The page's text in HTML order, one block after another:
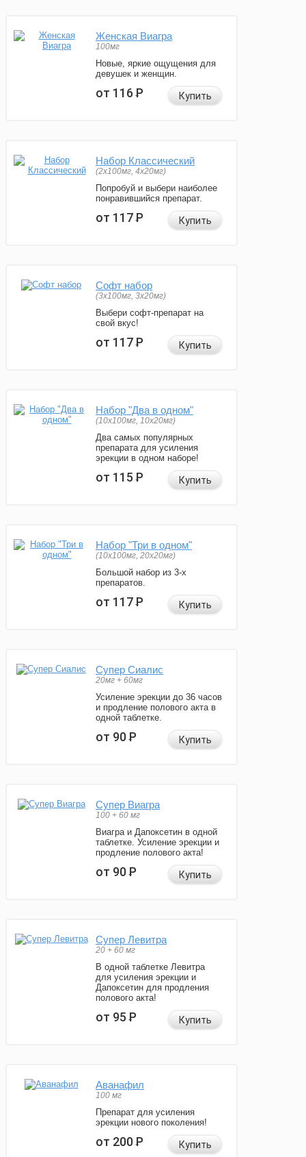
Женская Виагра
100мг
Новые, яркие ощущения для
девушек и женщин.
от 116Р Купить
Набор Классический
(2x100мг, 4x20мг)
Попробуй и выбери наиболее
понравившийся препарат.
от 117Р Купить
Софт набор
(3x100мг, 3x20мг)
Выбери софт-препарат на
свой вкус!
от 117Р Купить
Набор "Два в одном"
(10x100мг, 10x20мг)
Два самых популярных
препарата для усиления
эрекции в одном наборе!
от 115Р Купить
Набор "Три в одном"
(10x100мг, 20x20мг)
Большой набор из 3-х
препаратов.
от 117Р Купить
Супер Сиалис
20мг + 60мг
Усиление эрекции до 36 часов
и продление полового акта в
одной таблетке.
от 90Р Купить
Супер Виагра
100 + 60 мг
Виагра и Дапоксетин в одной
таблетке. Усиление эрекции и
продление полового акта!
от 90Р Купить
Супер Левитра
20 + 60 мг
В одной таблетке Левитра
для усиления эрекции и
Дапоксетин для продления
полового акта!
от 95Р Купить
Аванафил
100 мг
Препарат для усиления
эрекции нового поколения!
от 200Р Купить